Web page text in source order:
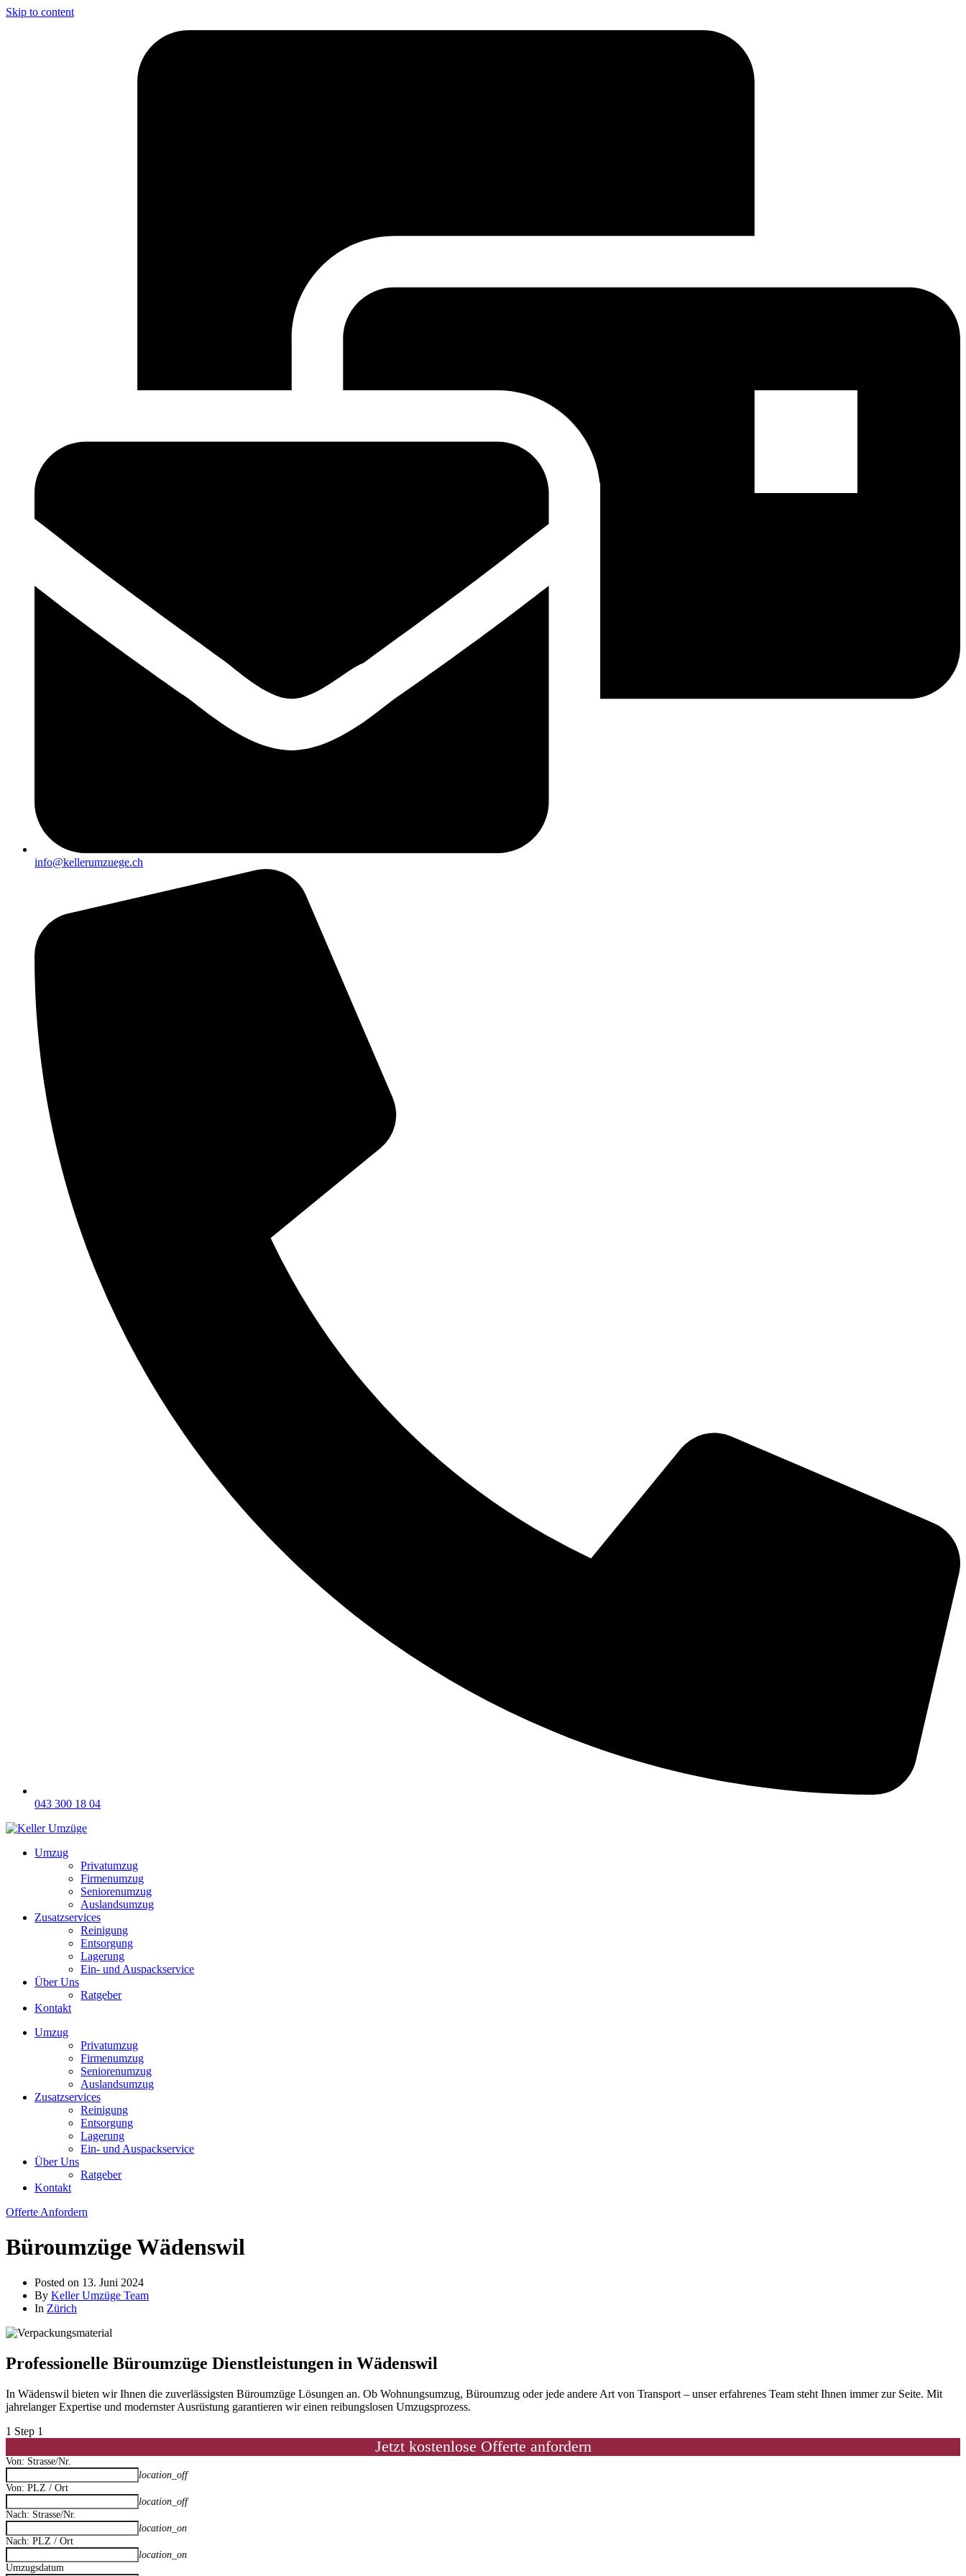
Skip to content
info@kellerumzuege.ch
043 300 18 04
Umzug
Privatumzug
Firmenumzug
Seniorenumzug
Auslandsumzug
Zusatzservices
Reinigung
Entsorgung
Lagerung
Ein- und Auspackservice
Über Uns
Ratgeber
Kontakt
Umzug
Privatumzug
Firmenumzug
Seniorenumzug
Auslandsumzug
Zusatzservices
Reinigung
Entsorgung
Lagerung
Ein- und Auspackservice
Über Uns
Ratgeber
Kontakt
Offerte Anfordern
Büroumzüge Wädenswil
Posted on 13. Juni 2024
By Keller Umzüge Team
In Zürich
Professionelle Büroumzüge Dienstleistungen in Wädenswil
In Wädenswil bieten wir Ihnen die zuverlässigsten Büroumzüge Lösungen an. Ob Wohnungsumzug, Büroumzug oder jede andere Art von Transport – unser erfahrenes Team steht Ihnen immer zur Seite. Mit
jahrelanger Expertise und modernster Ausrüstung garantieren wir einen reibungslosen Umzugsprozess.
1 Step 1
Jetzt kostenlose Offerte anfordern
Von: Strasse/Nr.
location_off
Von: PLZ / Ort
location_off
Nach: Strasse/Nr.
location_on
Nach: PLZ / Ort
location_on
Umzugsdatum